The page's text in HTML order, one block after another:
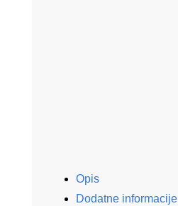
Opis
Dodatne informacije